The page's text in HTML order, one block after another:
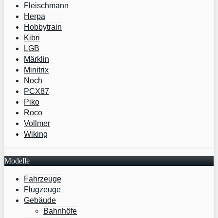
Fleischmann
Herpa
Hobbytrain
Kibri
LGB
Märklin
Minitrix
Noch
PCX87
Piko
Roco
Vollmer
Wiking
Modelle
Fahrzeuge
Flugzeuge
Gebäude
Bahnhöfe